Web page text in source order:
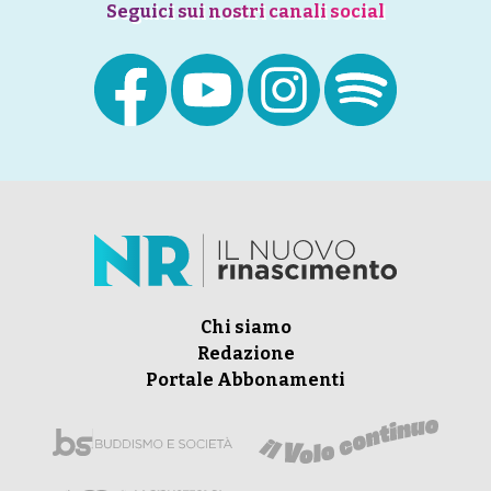
Seguici sui nostri canali social
Chi siamo
Redazione
Portale Abbonamenti